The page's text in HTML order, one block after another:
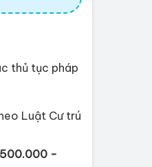
thủ tục pháp
Luật Cư trú
500.000 -